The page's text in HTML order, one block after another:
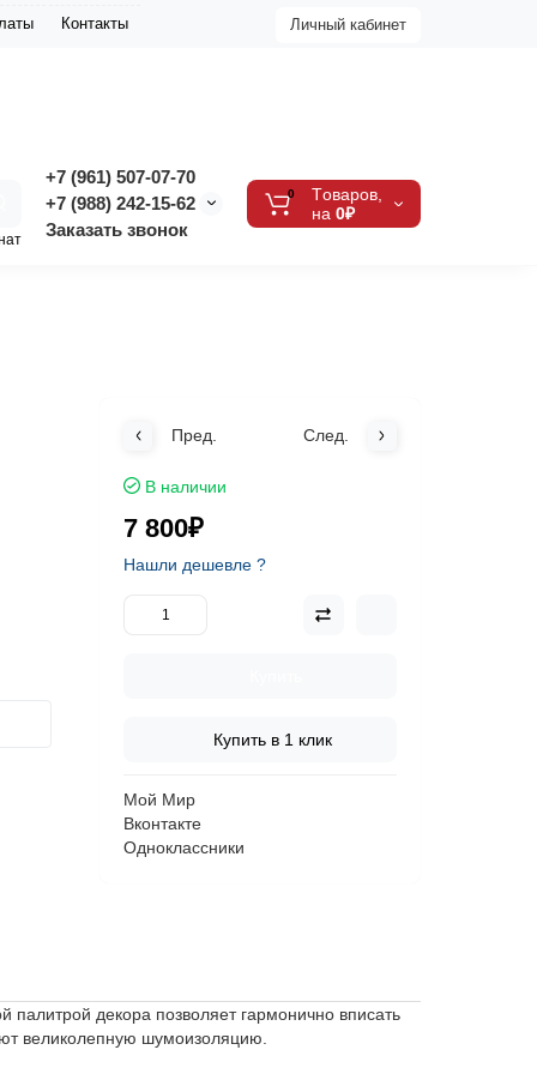
Контакты Личный кабинет
+7 (961) 507-07-70
+7 (988) 242-15-62
Заказать звонок
0
Tоваров,
на 0₽
Пред. След.
В наличии
7 800₽
Нашли дешевле ?
Купить в 1 клик
Мой Мир
Вконтакте
Одноклассники
декора позволяет гармонично вписать
великолепную шумоизоляцию.